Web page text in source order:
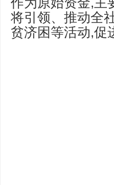
将引领、推动全
贫济困等活动,促